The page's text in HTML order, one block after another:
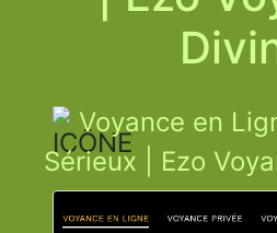
Voyance en
Sérieux | Ezo